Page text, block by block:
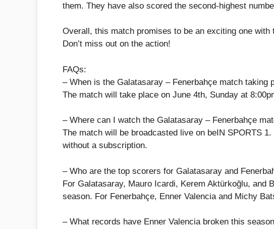
them. They have also scored the second-highest
Overall, this match promises to be an exciting one
Don’t miss out on the action!
FAQs:
– When is the Galatasaray – Fenerbahçe match taking
The match will take place on June 4th, Sunday at
– Where can I watch the Galatasaray – Fenerbahçe
The match will be broadcasted live on beIN SPORTS
without a subscription.
– Who are the top scorers for Galatasaray and
For Galatasaray, Mauro Icardi, Kerem Aktürkoğlu, and
season. For Fenerbahçe, Enner Valencia and Michy
– What records have Enner Valencia broken this